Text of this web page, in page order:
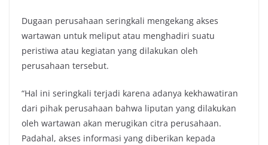
Dugaan perusahaan seringkali mengekang akses
wartawan untuk meliput atau menghadiri suatu
peristiwa atau kegiatan yang dilakukan oleh
perusahaan tersebut.
“Hal ini seringkali terjadi karena adanya kekhawatiran
dari pihak perusahaan bahwa liputan yang dilakukan
oleh wartawan akan merugikan citra perusahaan.
Padahal, akses informasi yang diberikan kepada